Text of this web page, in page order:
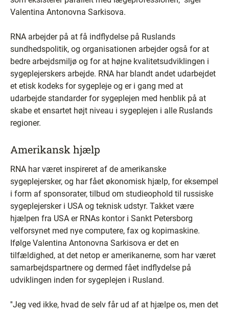
Valentina Antonovna Sarkisova.
RNA arbejder på at få indflydelse på Ruslands
sundhedspolitik, og organisationen arbejder også for at
bedre arbejdsmiljø og for at højne kvalitetsudviklingen i
sygeplejerskers arbejde. RNA har blandt andet udarbejdet
et etisk kodeks for sygepleje og er i gang med at
udarbejde standarder for sygeplejen med henblik på at
skabe et ensartet højt niveau i sygeplejen i alle Ruslands
regioner.
Amerikansk hjælp
RNA har været inspireret af de amerikanske
sygeplejersker, og har fået økonomisk hjælp, for eksempel
i form af sponsorater, tilbud om studieophold til russiske
sygeplejersker i USA og teknisk udstyr. Takket være
hjælpen fra USA er RNAs kontor i Sankt Petersborg
velforsynet med nye computere, fax og kopimaskine.
Ifølge Valentina Antonovna Sarkisova er det en
tilfældighed, at det netop er amerikanerne, som har været
samarbejdspartnere og dermed fået indflydelse på
udviklingen inden for sygeplejen i Rusland.
''Jeg ved ikke, hvad de selv får ud af at hjælpe os, men det